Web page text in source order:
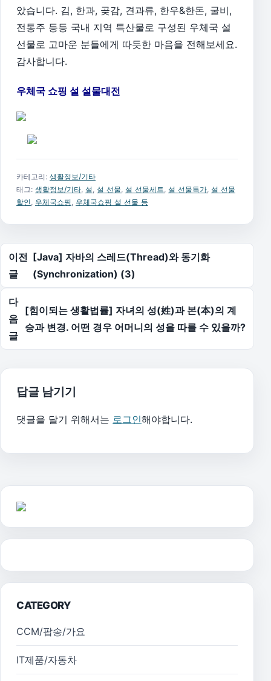
았습니다. 김, 한과, 곶감, 견과류, 한우&한돈, 굴비,
전통주 등등 국내 지역 특산물로 구성된 우체국 설
선물로 고마운 분들에게 따듯한 마음을 전해보세요.
감사합니다.
우체국 쇼핑 설 설물대전
카테고리: 생활정보/기타
태그: 생활정보/기타, 설, 설 선물, 설 선물세트, 설 선물특가, 설 선물
할인, 우체국쇼핑, 우체국쇼핑 설 선물 등
글 탐색
이전
글
[Java] 자바의 스레드(Thread)와 동기화
(Synchronization) (3)
다
음
글
[힘이되는 생활법률] 자녀의 성(姓)과 본(本)의 계
승과 변경. 어떤 경우 어머니의 성을 따를 수 있을까?
답글 남기기
댓글을 달기 위해서는 로그인해야합니다.
CATEGORY
CCM/팝송/가요
IT제품/자동차